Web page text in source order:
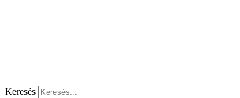
Keresés